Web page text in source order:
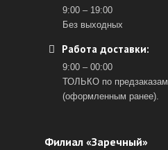
9:00 – 19:00
Без выходных
Работа доставки:
9:00 – 00:00
ТОЛЬКО по предзаказам
(оформленным ранее).
Филиал «Заречный»